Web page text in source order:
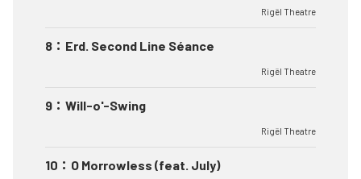
Rigël Theatre
8 ： Erd. Second Line Séance
Rigël Theatre
9 ： Will-o'-Swing
Rigël Theatre
10 ： O Morrowless (feat. July)